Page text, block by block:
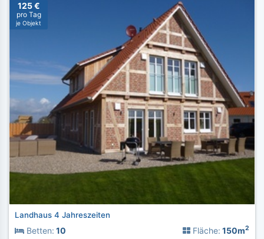
125 €
pro Tag
je Objekt
Landhaus 4 Jahreszeiten
Betten: 10 Fläche: 150m2